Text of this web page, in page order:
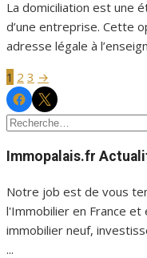
La domiciliation est une
d’une entreprise. Cette
adresse légale à
Pagination
des
1 2 3 →
Facebook
Immopalais
Twitter
Immopalais
Recherche
Immopalais.fr
Notre job est de vous
l'Immobilier en France et
immobilier neuf,
...